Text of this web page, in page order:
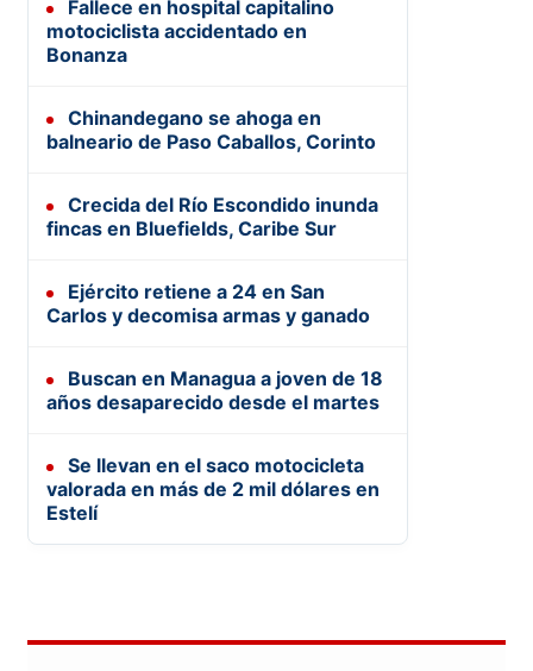
Fallece en hospital capitalino
motociclista accidentado en
Bonanza
Chinandegano se ahoga en
balneario de Paso Caballos, Corinto
Crecida del Río Escondido inunda
fincas en Bluefields, Caribe Sur
Ejército retiene a 24 en San
Carlos y decomisa armas y ganado
Buscan en Managua a joven de 18
años desaparecido desde el martes
Se llevan en el saco motocicleta
valorada en más de 2 mil dólares en
Estelí